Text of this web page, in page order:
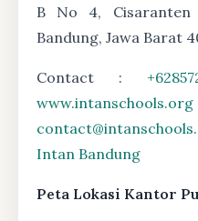
B No 4, Cisaranten
Bandung, Jawa Barat
Contact :
www.intanschools.org
Intan Bandung
Peta Lokasi Kantor